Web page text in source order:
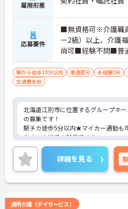
雇用形態
応募要件
■無資格可※介護職
ー2級）以上、介護
尚可■経験不問■普
駅から徒歩10分以内 車通勤可 未経験OK
交通費支給
北海道江別市に位置するグループホ
の募集です！
駅チカ徒歩5分以内★マイカー通勤も
やすい立地での就業です！
ご興味ある方には、面接対策ポイン
詳細をお話しいたしますのでお気軽に
い。
詳細を見る
通所介護（デイサービス）